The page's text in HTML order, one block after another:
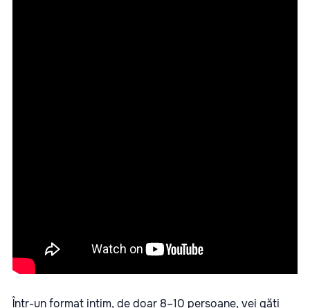
Într-un format intim, de doar 8–10 persoane, vei găti